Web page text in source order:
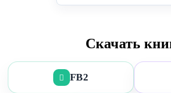
Скачать
FB2